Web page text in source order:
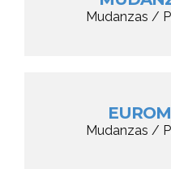
Mudanzas /
Mudanzas /